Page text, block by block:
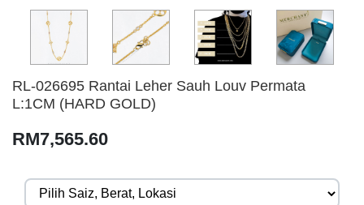
RL-026695 Rantai Leher Sauh Louv Permata
L:1CM (HARD GOLD)
RM7,565.60